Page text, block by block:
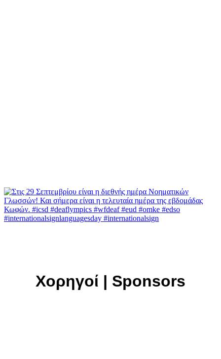
Χορηγοί | Sponsors